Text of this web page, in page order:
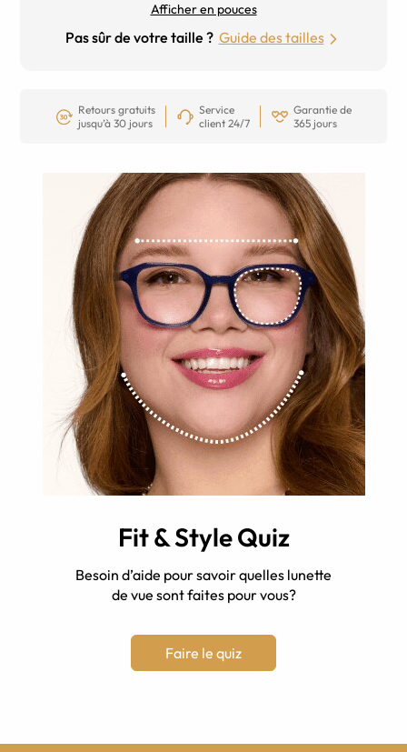
Afficher en pouces
Pas sûr de votre taille ? Guide des tailles
Retours gratuits
jusqu’à 30 jours
Service
client 24/7
Garantie de
365 jours
Fit & Style Quiz
Besoin d’aide pour savoir quelles lunette
de vue sont faites pour vous?
Faire le quiz